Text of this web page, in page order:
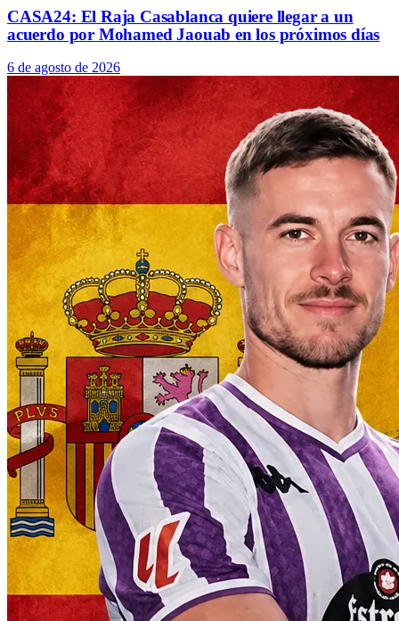
CASA24: El Raja Casablanca quiere llegar a un
acuerdo por Mohamed Jaouab en los próximos días
6 de agosto de 2026